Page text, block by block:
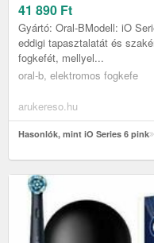
41 890 Ft
Gyártó: Oral-BModell: iO
eddigi tapasztalatát és
fogkefét, mellyel...
oral-b, elektromos fogkefe
arukereso.hu
Hasonlók, mint iO Series 6 pink